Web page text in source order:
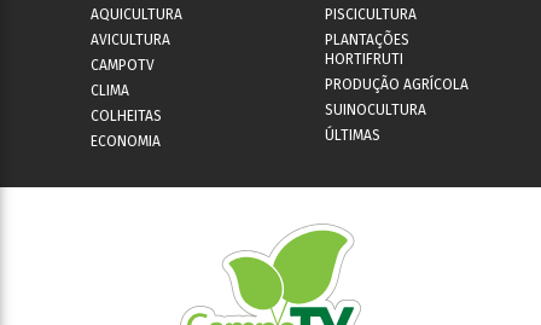
AQUICULTURA
AVICULTURA
CAMPOTV
CLIMA
COLHEITAS
ECONOMIA
PISCICULTURA
PLANTAÇÕES
HORTIFRUTI
PRODUÇÃO AGRÍCOLA
SUINOCULTURA
ÚLTIMAS